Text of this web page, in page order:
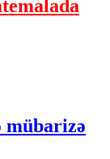
mübarizə